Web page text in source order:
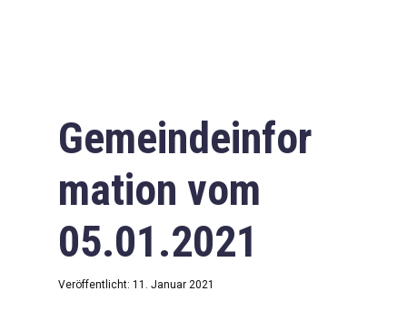
Gemeindeinfor
mation vom
05.01.2021
Veröffentlicht: 11. Januar 2021